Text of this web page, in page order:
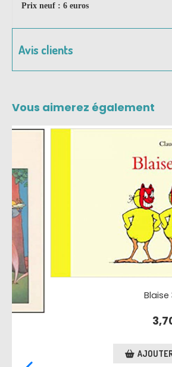
Prix neuf : 6 euros
Avis clients
Vous aimerez également